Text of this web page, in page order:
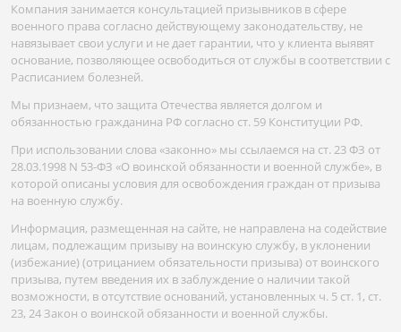
Компания занимается консультацией призывников в сфере
военного права согласно действующему законодательству, не
навязывает свои услуги и не дает гарантии, что у клиента выявят
основание, позволяющее освободиться от службы в соответствии с
Расписанием болезней.
Мы признаем, что защита Отечества является долгом и
обязанностью гражданина РФ согласно ст. 59 Конституции РФ.
При использовании слова «законно» мы ссылаемся на ст. 23 ФЗ от
28.03.1998 N 53-ФЗ «О воинской обязанности и военной службе», в
которой описаны условия для освобождения граждан от призыва
на военную службу.
Информация, размещенная на сайте, не направлена на содействие
лицам, подлежащим призыву на воинскую службу, в уклонении
(избежание) (отрицанием обязательности призыва) от воинского
призыва, путем введения их в заблуждение о наличии такой
возможности, в отсутствие оснований, установленных ч. 5 ст. 1, ст.
23, 24 Закон о воинской обязанности и военной службы.